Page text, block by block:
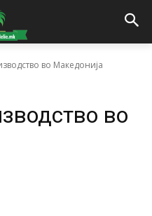
во Македонија
во